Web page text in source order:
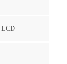
محطة شحن مع شاشة LCD